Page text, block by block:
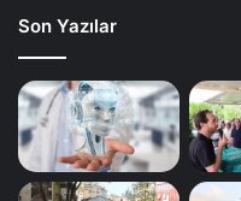
Son Yazılar